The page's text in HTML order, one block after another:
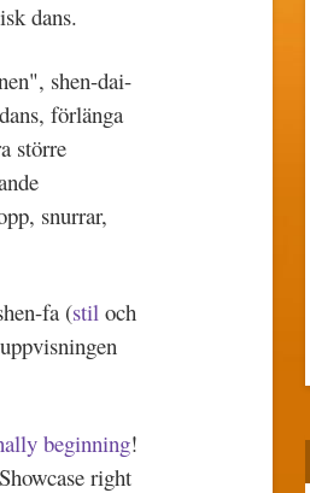
dans.
shen-dai-
förlänga
större
snurrar,
fa (stiloch
beginning!
right